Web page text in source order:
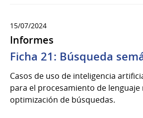
15/07/2024
Informes
Ficha 21: Búsqueda
Casos de uso de inteligencia
para el procesamiento de lenguaje
optimización de búsquedas.